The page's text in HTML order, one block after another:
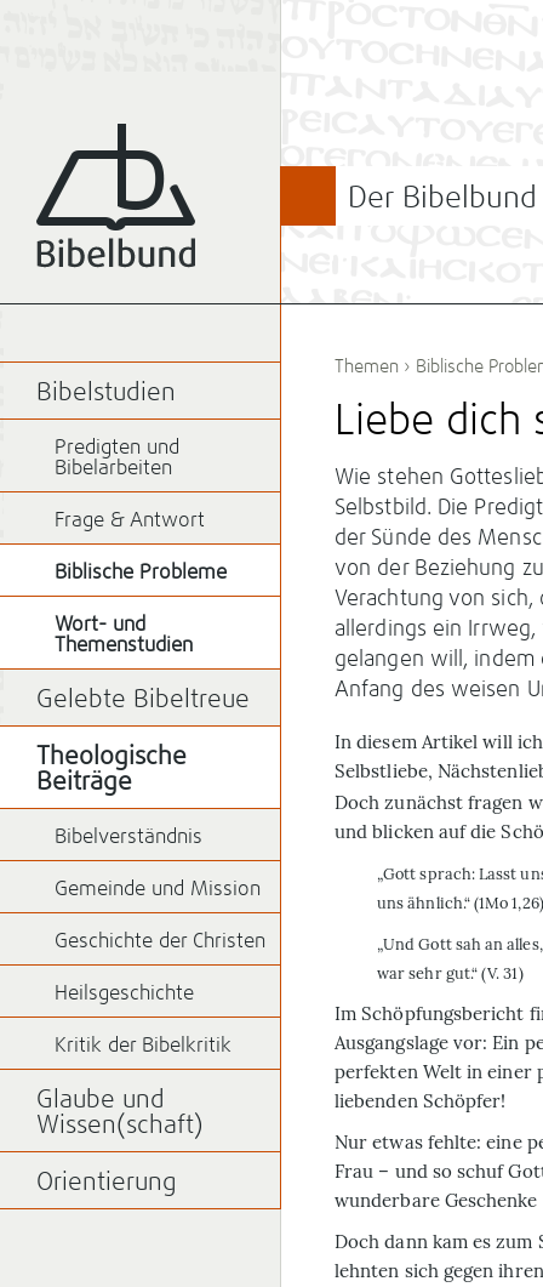
Der Bibelbund
Themen › Biblische
Liebe dich
Wie stehen
Selbstbild. Die
der Sünde des
von der Beziehung
Verachtung von
allerdings ein
gelangen will, indem
Anfang des weisen
In diesem Artikel will
Selbstliebe,
Doch zunächst fragen
und blicken auf die
„Gott sprach: Lasst
uns ähnlich.“ (1Mo 1,26)
„Und Gott sah an
war sehr gut.“ (V. 31)
Im Schöpfungsbericht
Ausgangslage vor: Ein
perfekten Welt in einer
liebenden Schöpfer!
Nur etwas fehlte: eine
Frau – und so schuf
wunderbare Geschenke
Doch dann kam es zum
lehnten sich gegen
Bibelstudien
Predigten und
Bibelarbeiten
Frage & Antwort
Biblische Probleme
Wort- und
Themenstudien
Gelebte Bibeltreue
Theologische
Beiträge
Bibelverständnis
Gemeinde und Mission
Geschichte der Christen
Heilsgeschichte
Kritik der Bibelkritik
Glaube und
Wissen(schaft)
Orientierung